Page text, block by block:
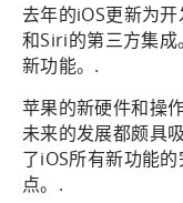
去年的iOS更新为
和Siri的第三方集
新功能。.
苹果的新硬件和操
未来的发展都颇具
了iOS所有新功能
点。.